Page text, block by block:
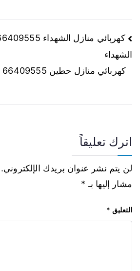
الشهداء
اترك تعليقاً
لن يتم نشر عنوان بريدك الإلكتروني.
مشار إليها بـ *
التعليق *